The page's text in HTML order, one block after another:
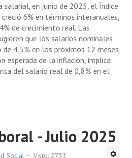
salarial, en junio de 2025, el Índice
6% en términos interanuales,
de crecimiento real. Las
que los salarios nominales
4,5% en los próximos 12 meses,
esperada de la inflación, implica
del salario real de 0,8% en el
- Julio 2025
Social Visto: 2733